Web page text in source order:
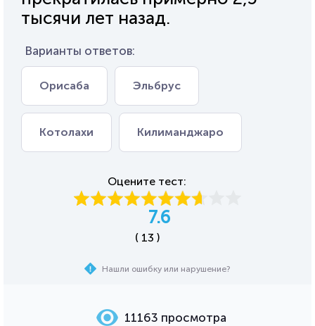
тысячи лет назад.
Варианты ответов:
Орисаба Эльбрус
Котолахи Килиманджаро
Оцените тест:
7.6
( 13 )
Нашли ошибку или нарушение?
11163 просмотра